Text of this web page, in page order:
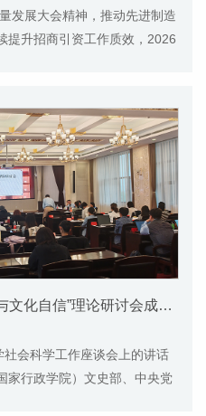
发展大会精神，推动先进制造
提升招商引资工作质效，2026
【研讨会】“自主知识体系与文化自信”理论研讨会成功举办
会科学工作座谈会上的讲话
家行政学院）文史部、中央党